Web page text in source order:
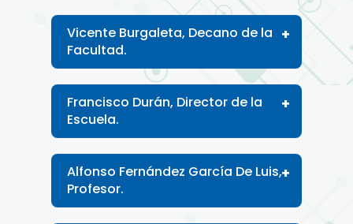
Vicente Burgaleta, Decano de la
Facultad.
Francisco Durán, Director de la
Escuela.
Alfonso Fernández García De Luis,
Profesor.